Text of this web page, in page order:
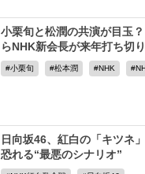
小栗旬と松潤の共演が目玉
らNHK新会長が来年打ち切
小栗旬 松本潤 NHK
日向坂46、紅白の「キツネ
恐れる“最悪のシナリオ”